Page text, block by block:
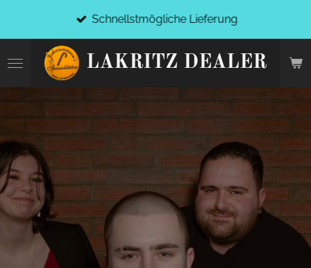
springen
LAKRITZ DEALER
Schnellstmögliche Lieferung